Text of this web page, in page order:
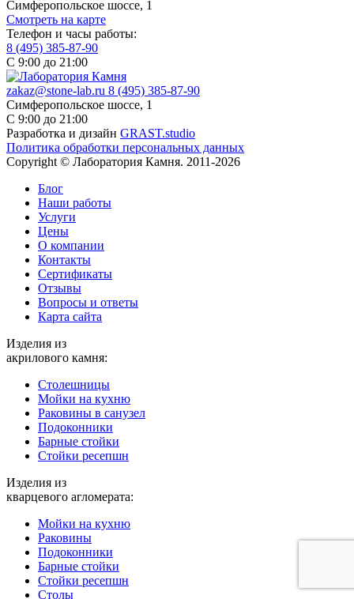
Симферопольское шоссе, 1
Смотреть на карте
Телефон и часы работы:
8 (495) 385-87-90
С 9:00 до 21:00
zakaz@stone-lab.ru 8 (495) 385-87-90
Симферопольское шоссе, 1
С 9:00 до 21:00
Разработка и дизайн GRAST.studio
Политика обработки персональных данных
Copyright © Лаборатория Камня. 2011-2026
Блог
Наши работы
Услуги
Цены
О компании
Контакты
Cертификаты
Отзывы
Вопросы и ответы
Карта сайта
Изделия из
акрилового камня:
Столешницы
Мойки на кухню
Раковины в санузел
Подоконники
Барные стойки
Стойки ресепшн
Изделия из
кварцевого агломерата:
Мойки на кухню
Раковины
Подоконники
Барные стойки
Стойки ресепшн
Столы